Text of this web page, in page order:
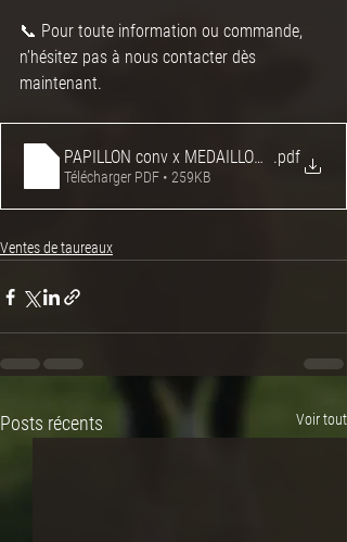
📞 Pour toute information ou commande,
n’hésitez pas à nous contacter dès
maintenant.
PAPILLON conv x MEDAILLON Rebelle
.pdf
Télécharger PDF • 259KB
Ventes de taureaux
Posts récents Voir tout